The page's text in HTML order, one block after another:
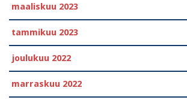
maaliskuu 2023
tammikuu 2023
joulukuu 2022
marraskuu 2022